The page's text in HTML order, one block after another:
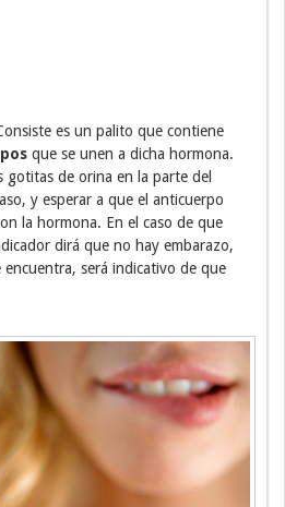
es un palito que contiene
que se unen a dicha hormona.
gotitas de orina en la parte del
y esperar a que el anticuerpo
la hormona. En el caso de que
dirá que no hay embarazo,
será indicativo de que